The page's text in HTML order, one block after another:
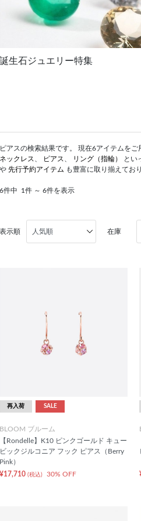
誕生石ジュエリー特集
ピアスの検索結果です。 現在6アイテムを
ネックレス
ピアス リング（指輪） とい
や 先行予約アイテム も豊富に取り揃えてお
6件中 1件 ～ 6件を表示
表示順 在庫
再入荷 SALE
BLOOM ブルーム
【Rondelle】K10 ピンクゴールド キュー
ビックジルコニア フック ピアス（Berry
Pink）
¥17,710 (税込) 30% OFF